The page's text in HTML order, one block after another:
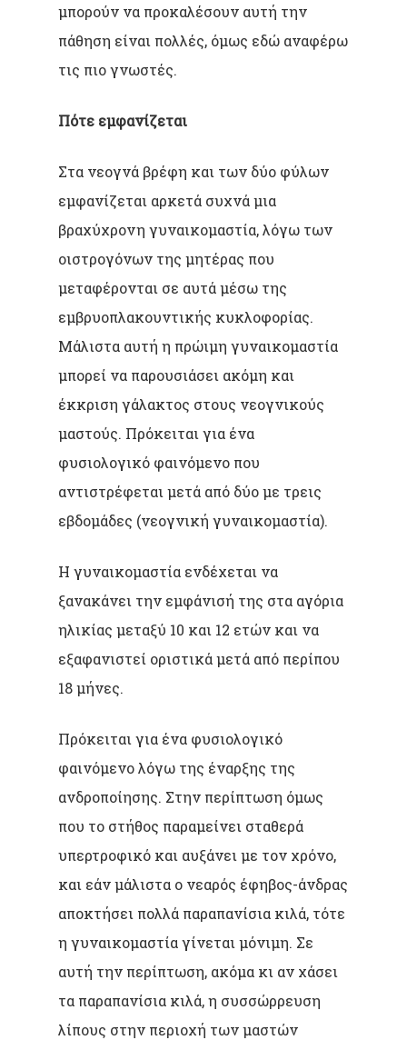
μπορούν να προκαλέσουν αυτή την
πάθηση είναι πολλές, όμως εδώ αναφέρω
τις πιο γνωστές.
Πότε εμφανίζεται
Στα νεογνά βρέφη και των δύο φύλων
εμφανίζεται αρκετά συχνά μια
βραχύχρονη γυναικομαστία, λόγω των
οιστρογόνων της μητέρας που
μεταφέρονται σε αυτά μέσω της
εμβρυοπλακουντικής κυκλοφορίας.
Μάλιστα αυτή η πρώιμη γυναικομαστία
μπορεί να παρουσιάσει ακόμη και
έκκριση γάλακτος στους νεογνικούς
μαστούς. Πρόκειται για ένα
φυσιολογικό φαινόμενο που
αντιστρέφεται μετά από δύο με τρεις
εβδομάδες (νεογνική γυναικομαστία).
Η γυναικομαστία ενδέχεται να
ξανακάνει την εμφάνισή της στα αγόρια
ηλικίας μεταξύ 10 και 12 ετών και να
εξαφανιστεί οριστικά μετά από περίπου
18 μήνες.
Πρόκειται για ένα φυσιολογικό
φαινόμενο λόγω της έναρξης της
ανδροποίησης. Στην περίπτωση όμως
που το στήθος παραμείνει σταθερά
υπερτροφικό και αυξάνει με τον χρόνο,
και εάν μάλιστα ο νεαρός έφηβος-άνδρας
αποκτήσει πολλά παραπανίσια κιλά, τότε
η γυναικομαστία γίνεται μόνιμη. Σε
αυτή την περίπτωση, ακόμα κι αν χάσει
τα παραπανίσια κιλά, η συσσώρρευση
λίπους στην περιοχή των μαστών